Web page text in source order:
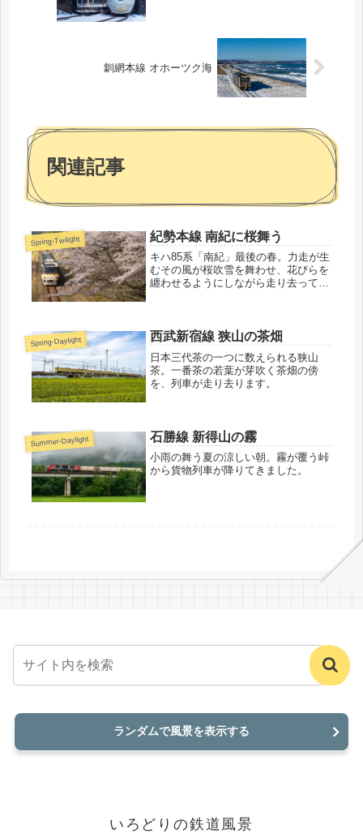
釧網本線 オホーツク海
関連記事
Spring-Twilight 紀勢本線 南紀に桜舞う
キハ85系「南紀」最後の春。力走が生
むその風が桜吹雪を舞わせ、花びらを
纏わせるようにしながら走り去ってい
Spring-Daylight 西武新宿線 狭山の茶畑
日本三代茶の一つに数えられる狭山
茶。一番茶の若葉が芽吹く茶畑の傍
を、列車が走り去ります。
Summer-Daylight 石勝線 新得山の霧
小雨の舞う夏の涼しい朝。霧が覆う峠
から貨物列車が降りてきました。
ランダムで風景を表示する
いろどりの鉄道風景